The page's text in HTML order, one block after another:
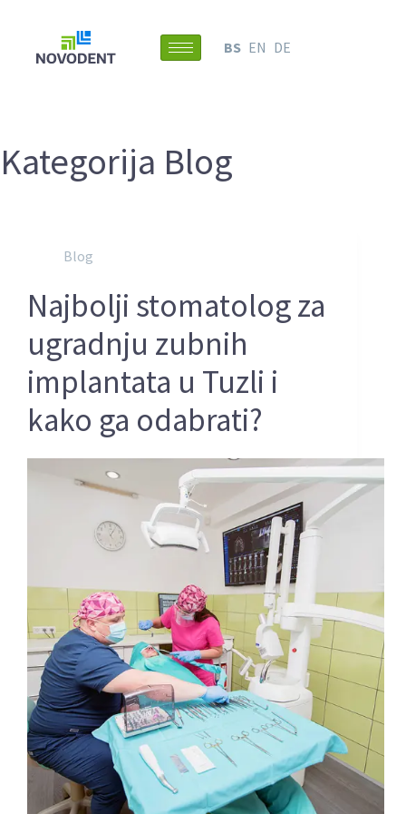
BS EN DE
Kategorija Blog
Blog
Najbolji stomatolog za
ugradnju zubnih
implantata u Tuzli i
kako ga odabrati?